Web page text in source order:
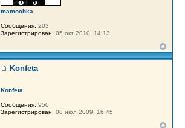
mamochka
Сообщения: 203
Зарегистрирован: 05 окт 2010, 14:13
Konfeta
Konfeta
Сообщения: 950
Зарегистрирован: 08 июл 2009, 16:45